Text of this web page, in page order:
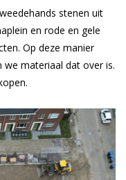
stenen uit
en rode en gele
Op deze manier
materiaal dat over is.